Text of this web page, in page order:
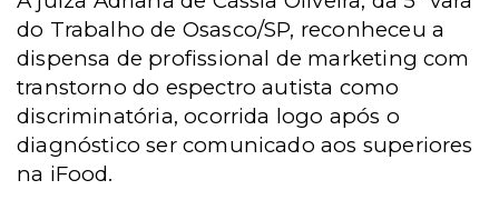
do Trabalho de Osasco/SP, reconheceu a
dispensa de profissional de marketing com
transtorno do espectro autista como
discriminatória, ocorrida logo após o
diagnóstico ser comunicado aos superiores
na iFood.